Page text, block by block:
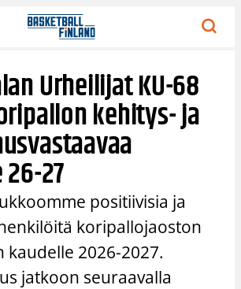
Urheilijat KU-68
kehitys- ja
27
positiivisia ja
koripallojaoston
kaudelle 2026-2027.
jatkoon seuraavalla